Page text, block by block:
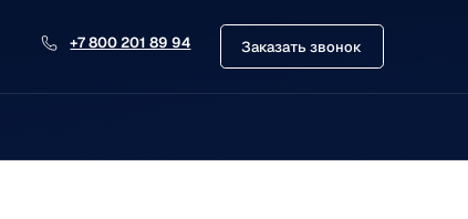
+7 800 201 89 94 Заказать звонок